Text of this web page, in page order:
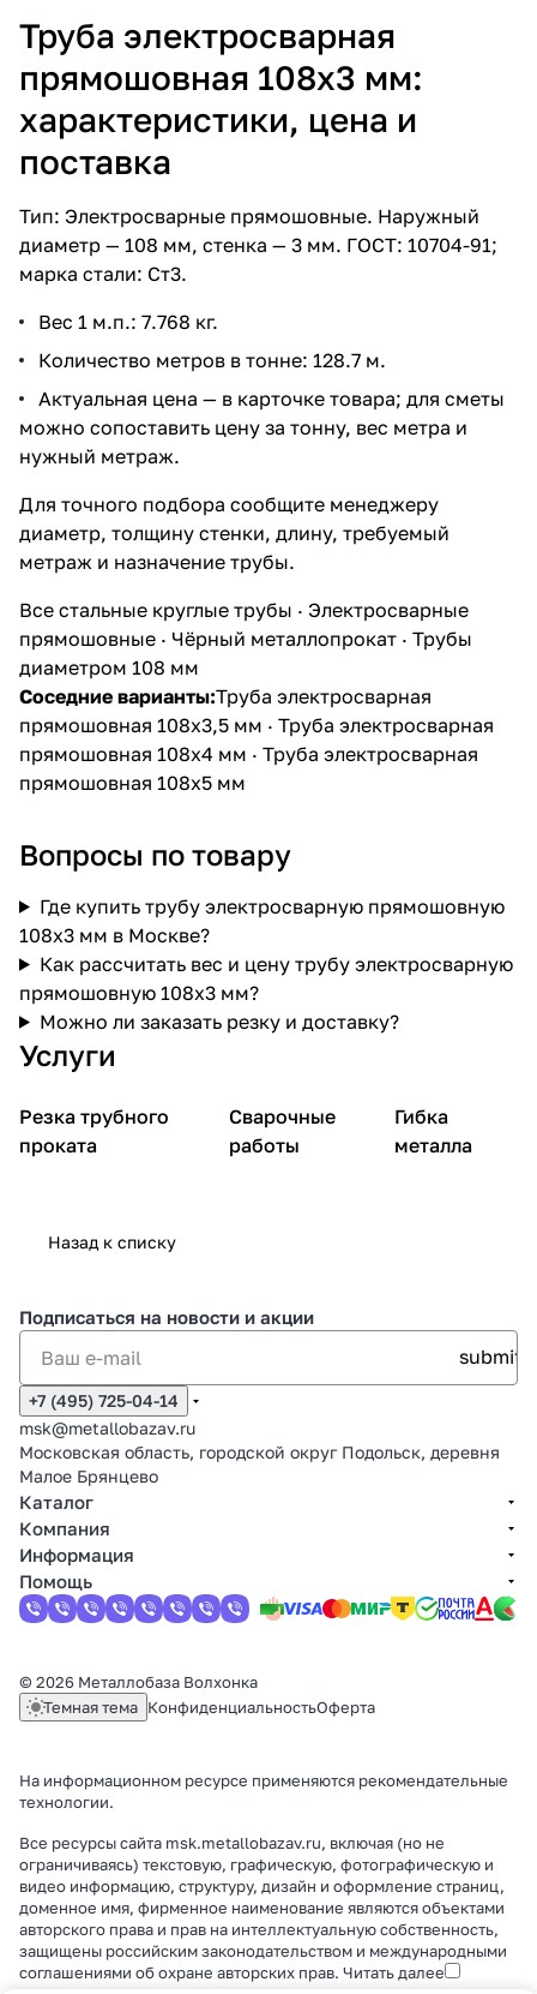
Труба электросварная
прямошовная 108х3 мм:
характеристики, цена и
поставка
Тип: Электросварные прямошовные. Наружный
диаметр — 108 мм, стенка — 3 мм. ГОСТ: 10704-91;
марка стали: Ст3.
Вес 1 м.п.: 7.768 кг.
Количество метров в тонне: 128.7 м.
Актуальная цена — в карточке товара; для сметы
можно сопоставить цену за тонну, вес метра и
нужный метраж.
Для точного подбора сообщите менеджеру
диаметр, толщину стенки, длину, требуемый
метраж и назначение трубы.
Все стальные круглые трубы · Электросварные
прямошовные · Чёрный металлопрокат · Трубы
диаметром 108 мм
Соседние варианты:Труба электросварная
прямошовная 108х3,5 мм · Труба электросварная
прямошовная 108х4 мм · Труба электросварная
прямошовная 108х5 мм
Вопросы по товару
Где купить трубу электросварную прямошовную
108х3 мм в Москве?
Как рассчитать вес и цену трубу электросварную
прямошовную 108х3 мм?
Можно ли заказать резку и доставку?
Услуги
Резка трубного
проката
Сварочные
работы
Гибка
металла
Назад к списку
Подписаться на новости и акции
+7 (495) 725-04-14
msk@metallobazav.ru
Московская область, городской округ Подольск, деревня
Малое Брянцево
Каталог
Компания
Информация
Помощь
© 2026 Металлобаза Волхонка
Темная тема КонфиденциальностьОферта
На информационном ресурсе применяются рекомендательные
технологии.
Все ресурсы сайта msk.metallobazav.ru, включая (но не
ограничиваясь) текстовую, графическую, фотографическую и
видео информацию, структуру, дизайн и оформление страниц,
доменное имя, фирменное наименование являются объектами
авторского права и прав на интеллектуальную собственность,
защищены российским законодательством и международными
соглашениями об охране авторских прав. Читать далее